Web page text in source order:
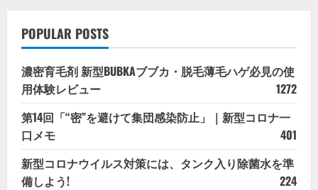
POPULAR POSTS
濃密育毛剤 新型BUBKAブブカ・脱毛薄毛ハゲ必見の使
用体験レビュー
1272
第14回「“密”を避けて集団感染防止」｜新型コロナ一
口メモ
401
新型コロナウイルス対策には、タンク入り除菌水を準
備しよう!
224